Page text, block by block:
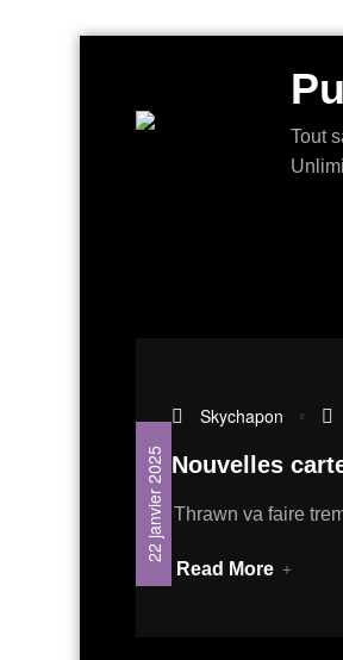
contenu
Tout
22 janvier 2025
Skychapon
Nouvelles
Thrawn va faire
Read More